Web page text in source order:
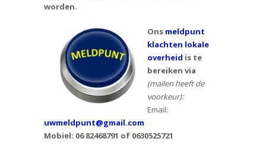
worden.
Ons meldpunt
klachten lokale
overheid is te
bereiken via
(mailen heeft de
voorkeur):
Email:
uwmeldpunt@gmail.com
Mobiel: 06 82468791 of 0630525721